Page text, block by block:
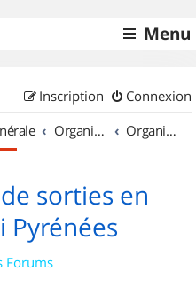
Menu
Connexion
Inscription
Organisation de sorties & Recherche de partenaires Organisation de sorties en région Midi Pyrénées
sorties en
Pyrénées
Forums